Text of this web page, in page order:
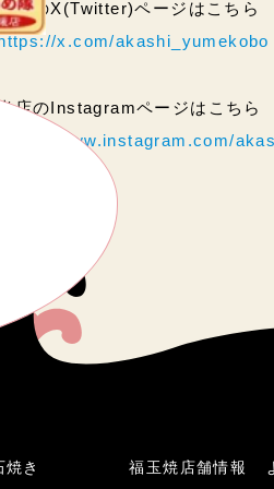
店のX(Twitter)ページはこちら
x.com/akashi_yumekobo
当店のInstagramページはこちら
https://www.instagram.com/
焼き 福玉焼 店舗情報